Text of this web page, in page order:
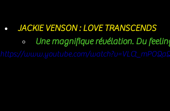
JACKIE VENSON : LOVE TRANSCENDS
Une magnifique révélation. Du
https://www.youtube.com/